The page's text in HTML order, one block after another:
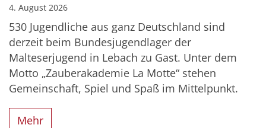
4. August 2026
530 Jugendliche aus ganz Deutschland sind
derzeit beim Bundesjugendlager der
Malteserjugend in Lebach zu Gast. Unter dem
Motto „Zauberakademie La Motte“ stehen
Gemeinschaft, Spiel und Spaß im Mittelpunkt.
Mehr